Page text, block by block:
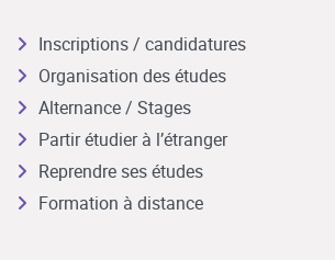
Inscriptions / candidatures
Organisation des études
Alternance / Stages
Partir étudier à l’étranger
Reprendre ses études
Formation à distance